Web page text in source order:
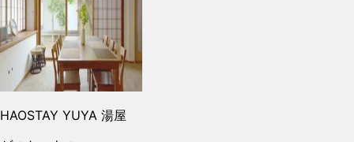
HAOSTAY YUYA 湯屋